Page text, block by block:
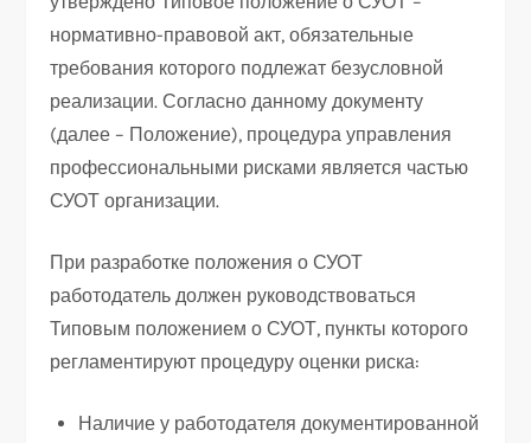
нормативно-правовой акт, обязательные
требования которого подлежат безусловной
реализации. Согласно данному документу
(далее – Положение), процедура управления
профессиональными рисками является частью
СУОТ организации.
При разработке положения о СУОТ
работодатель должен руководствоваться
Типовым положением о СУОТ, пункты которого
регламентируют процедуру оценки риска:
Наличие у работодателя документированной